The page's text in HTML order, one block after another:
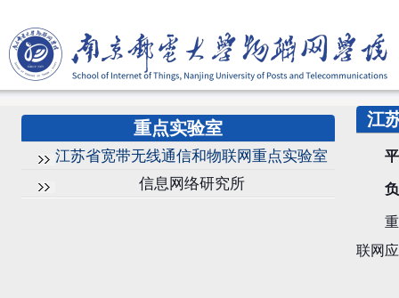
重点实验室
江苏省宽带无线通信和物联网重点实验室
信息网络研究所
江
负
重点
联网